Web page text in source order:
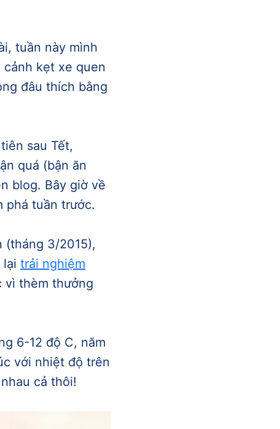
tuần này mình
cảnh kẹt xe quen
đâu thích bằng
sau Tết,
quá (bận ăn
blog. Bây giờ về
phá tuần trước.
(tháng 3/2015),
lại trải nghiệm
vì thèm thưởng
6-12 độ C, năm
với nhiệt độ trên
cả thôi!